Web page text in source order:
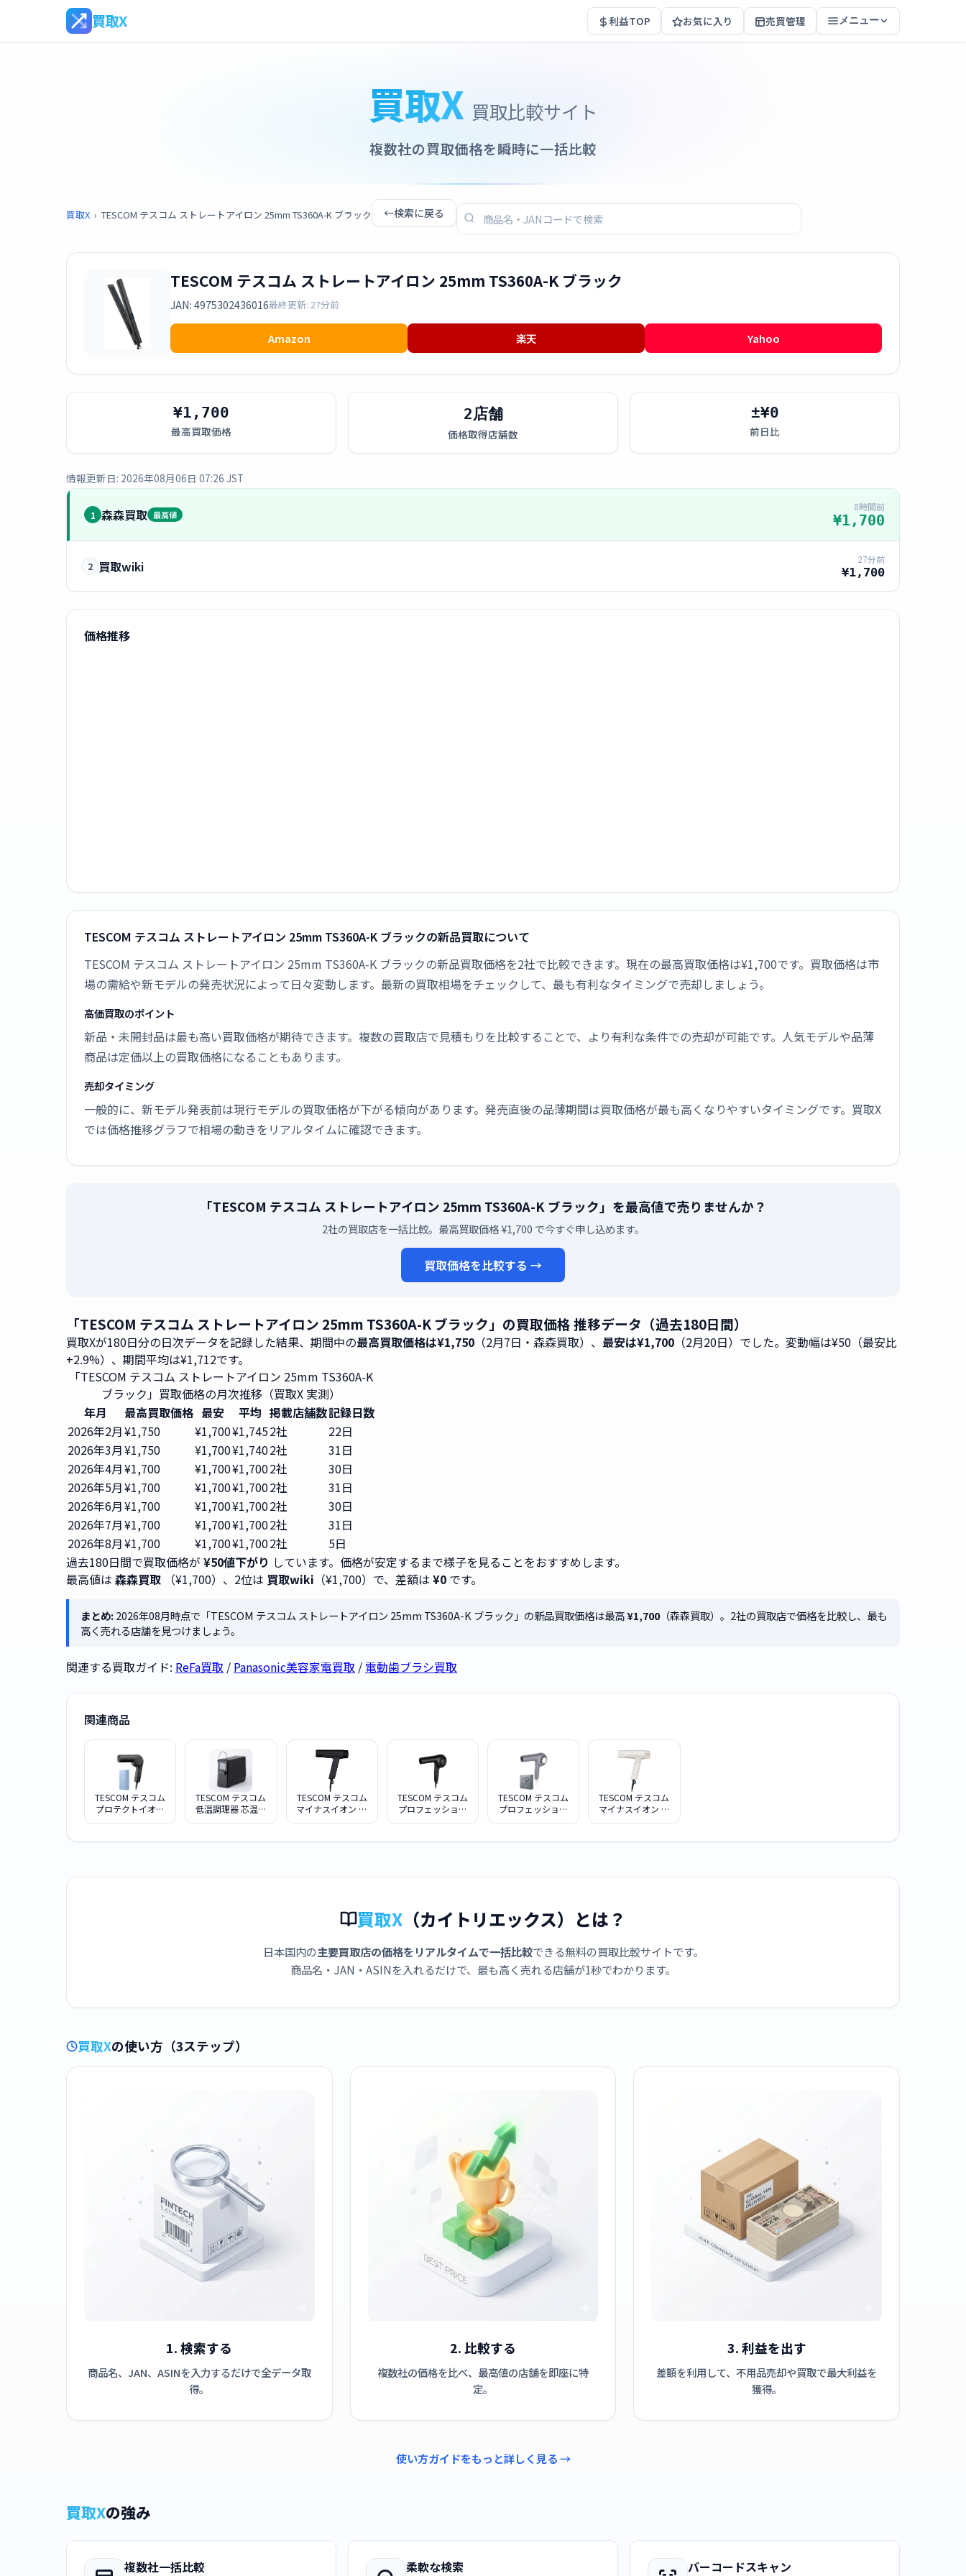
買取X 利益TOP お気に入り 売買管理 メニュー
買取X 買取比較サイト
複数社の買取価格を瞬時に一括比較
買取X › TESCOM テスコム ストレートアイロン 25mm TS360A-K ブラック ←検索に戻る
TESCOM テスコム ストレートアイロン 25mm TS360A-K ブラック
JAN: 4975302436016最終更新: 27分前
Amazon 楽天 Yahoo
¥1,700
最高買取価格
2店舗
価格取得店舗数
±¥0
前日比
情報更新日: 2026年08月06日 07:26 JST
1 森森買取 最高値
8時間前
¥1,700
2 買取wiki 27分前
¥1,700
価格推移
TESCOM テスコム ストレートアイロン 25mm TS360A-K ブラックの新品買取について
TESCOM テスコム ストレートアイロン 25mm TS360A-K ブラックの新品買取価格を2社で比較できます。現在の最高買取価格は¥1,700です。買取価格は市
場の需給や新モデルの発売状況によって日々変動します。最新の買取相場をチェックして、最も有利なタイミングで売却しましょう。
高価買取のポイント
新品・未開封品は最も高い買取価格が期待できます。複数の買取店で見積もりを比較することで、より有利な条件での売却が可能です。人気モデルや品薄
商品は定価以上の買取価格になることもあります。
売却タイミング
一般的に、新モデル発表前は現行モデルの買取価格が下がる傾向があります。発売直後の品薄期間は買取価格が最も高くなりやすいタイミングです。買取X
では価格推移グラフで相場の動きをリアルタイムに確認できます。
「TESCOM テスコム ストレートアイロン 25mm TS360A-K ブラック」を最高値で売りませんか？
2社の買取店を一括比較。最高買取価格 ¥1,700 で今すぐ申し込めます。
買取価格を比較する →
「TESCOM テスコム ストレートアイロン 25mm TS360A-K ブラック」の買取価格 推移データ（過去180日間）
買取Xが180日分の日次データを記録した結果、期間中の最高買取価格は¥1,750 （2月7日・森森買取）、 最安は¥1,700 （2月20日）でした。変動幅は¥50（最安比
+2.9%）、期間平均は¥1,712です。
「TESCOM テスコム ストレートアイロン 25mm TS360A-K
ブラック」買取価格の月次推移（買取X 実測）
年月
最高買取価格 最安 平均 掲載店舗数記録日数
2026年2月¥1,750 ¥1,700¥1,7452社
22日
2026年3月¥1,750 ¥1,700¥1,7402社
31日
2026年4月¥1,700 ¥1,700¥1,7002社
30日
2026年5月¥1,700 ¥1,700¥1,7002社
31日
2026年6月¥1,700 ¥1,700¥1,7002社
30日
2026年7月¥1,700 ¥1,700¥1,7002社
31日
2026年8月¥1,700 ¥1,700¥1,7002社
5日
過去180日間で買取価格が ¥50値下がり しています。価格が安定するまで様子を見ることをおすすめします。
最高値は 森森買取 （¥1,700）、2位は 買取wiki （¥1,700）で、差額は ¥0 です。
まとめ:2026年08月時点で「TESCOM テスコム ストレートアイロン 25mm TS360A-K ブラック」の新品買取価格は最高¥1,700（森森買取）。2社の買取店で価格を比較し、最も
高く売れる店舗を見つけましょう。
関連する買取ガイド: ReFa買取 / Panasonic美容家電買取 / 電動歯ブラシ買取
関連商品
TESCOM テスコム
プロテクトイオン
ク
TESCOM テスコム
低温調理器 芯温ス
ク
TESCOM テスコム
マイナスイオン ヘ
K ブラック
TESCOM テスコム
プロフェッショナ
Nobby by
TESCOM テスコム
プロフェッショナ
Nobby by
ー
TESCOM テスコム
マイナスイオン ヘ
W ホワイト
買取X （カイトリエックス）とは？
日本国内の主要買取店の価格をリアルタイムで一括比較できる無料の買取比較サイトです。
商品名・JAN・ASINを入れるだけで、最も高く売れる店舗が1秒でわかります。
買取Xの使い方（3ステップ）
1. 検索する
商品名、JAN、ASINを入力するだけで全データ取
得。
2. 比較する
複数社の価格を比べ、最高値の店舗を即座に特
定。
3. 利益を出す
差額を利用して、不用品売却や買取で最大利益を
獲得。
使い方ガイドをもっと詳しく見る →
買取Xの強み
複数社一括比較 柔軟な検索 バーコードスキャン